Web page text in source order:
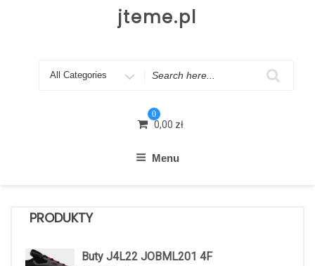
jteme.pl
Search
0
0,00 zł
Menu
PRODUKTY
Buty J4L22 JOBML201 4F